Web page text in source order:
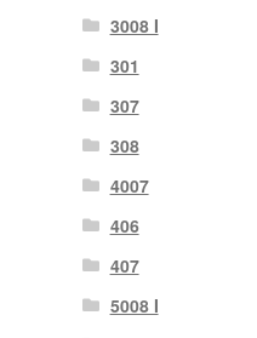
3008 I
301
307
308
4007
406
407
5008 I